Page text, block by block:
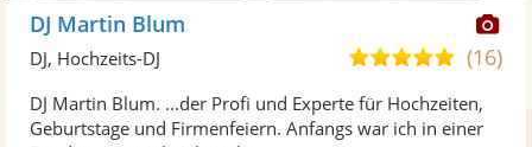
DJ Martin Blum
5,0
5
(16)
DJ, Hochzeits-DJ
DJ Martin Blum. ...der Profi und Experte für Hochzeiten,
Geburtstage und Firmenfeiern. Anfangs war ich in einer